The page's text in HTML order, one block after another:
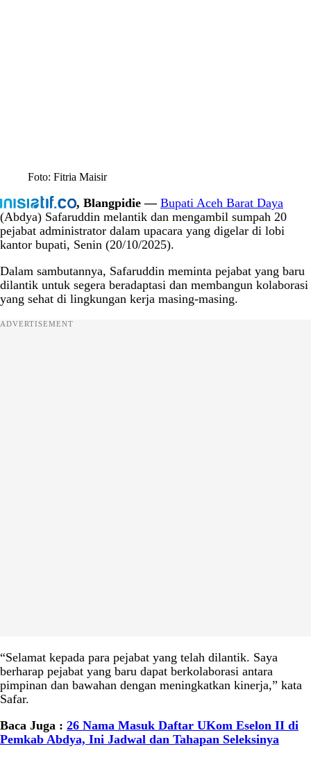
Foto: Fitria Maisir
, Blangpidie — Bupati Aceh Barat Daya
(Abdya) Safaruddin melantik dan mengambil sumpah 20
pejabat administrator dalam upacara yang digelar di lobi
kantor bupati, Senin (20/10/2025).
Dalam sambutannya, Safaruddin meminta pejabat yang baru
dilantik untuk segera beradaptasi dan membangun kolaborasi
yang sehat di lingkungan kerja masing-masing.
ADVERTISEMENT
“Selamat kepada para pejabat yang telah dilantik. Saya
berharap pejabat yang baru dapat berkolaborasi antara
pimpinan dan bawahan dengan meningkatkan kinerja,” kata
Safar.
Baca Juga : 26 Nama Masuk Daftar UKom Eselon II di
Pemkab Abdya, Ini Jadwal dan Tahapan Seleksinya